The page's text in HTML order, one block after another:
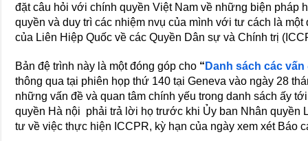
đặt câu hỏi với chính quyền Việt Nam về những biện pháp
quyền và duy trì các nhiệm nvụ của mình với tư cách là
của Liên Hiệp Quốc về các Quyền Dân sự và Chính trị
Bản đệ trình này là một đóng góp cho “ Danh sách các vấn
thông qua tại phiên họp thứ 140 tại Geneva vào ngày 28
những vấn đề và quan tâm chính yếu trong danh sách ấy
quyền Hà nội phải trả lời họ trước khi Ủy ban Nhân quyền
tư về việc thực hiện ICCPR, kỳ hạn của ngày xem xét Báo